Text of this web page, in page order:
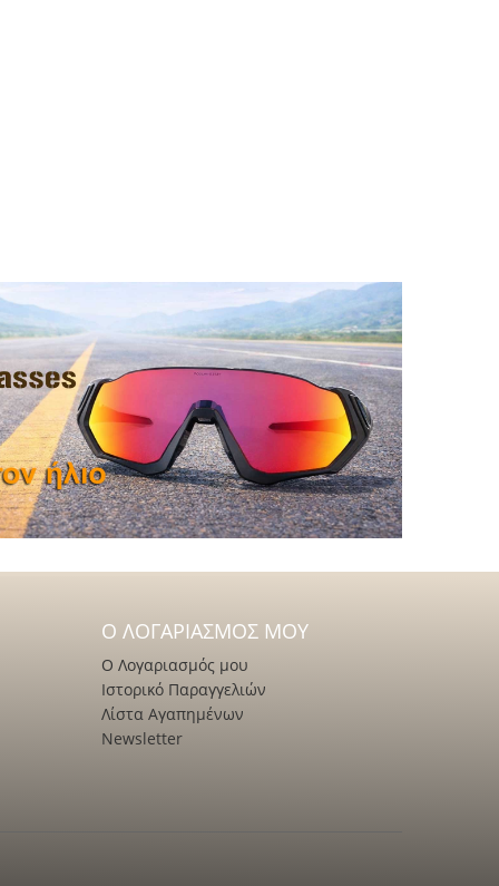
Ο ΛΟΓΑΡΙΑΣΜΌΣ ΜΟΥ
Ο Λογαριασμός μου
Ιστορικό Παραγγελιών
Λίστα Αγαπημένων
Newsletter